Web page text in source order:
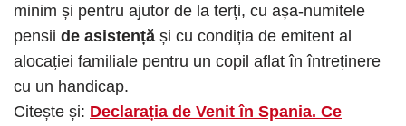
minim și pentru ajutor de la terți, cu așa-numitele
pensii de asistență și cu condiția de emitent al
alocației familiale pentru un copil aflat în întreținere
cu un handicap.
Citește și: Declarația de Venit în Spania. Ce